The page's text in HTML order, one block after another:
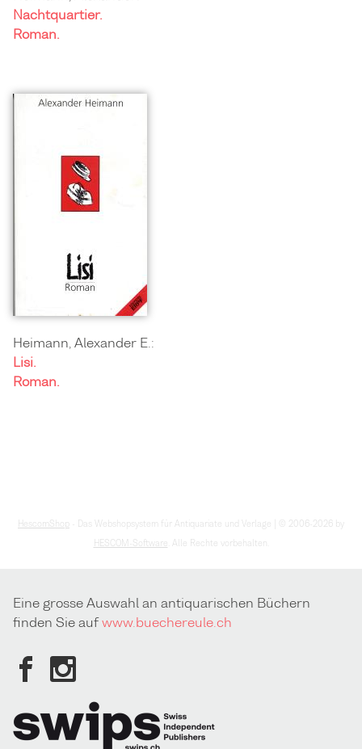
Nachtquartier.
Roman.
Heimann, Alexander E.:
Lisi.
Roman.
HescomShop
- Das Webshopsystem für Antiquariate und Verlage | © 2006-2026 by
HESCOM-Software
. Alle Rechte vorbehalten.
Eine grosse Auswahl an antiquarischen Büchern
finden Sie aufwww.buechereule.ch